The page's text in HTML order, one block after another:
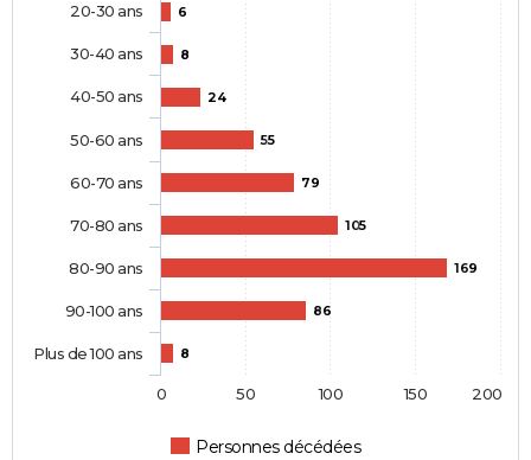
6
8
24
55
79
105
169
86
8
Personnes décédées
20-30 ans
30-40 ans
40-50 ans
50-60 ans
60-70 ans
70-80 ans
80-90 ans
90-100 ans
Plus de 100 ans
0 50 100 150 200